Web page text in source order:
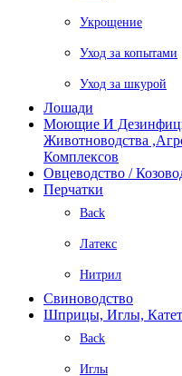
Укрощение
Уход за копытами
Уход за шкурой
Лошади
Моющие И
Животноводства
Комплексов
Овцеводство /
Перчатки
Back
Латекс
Нитрил
Свиноводство
Шприцы, Иглы,
Back
Иглы